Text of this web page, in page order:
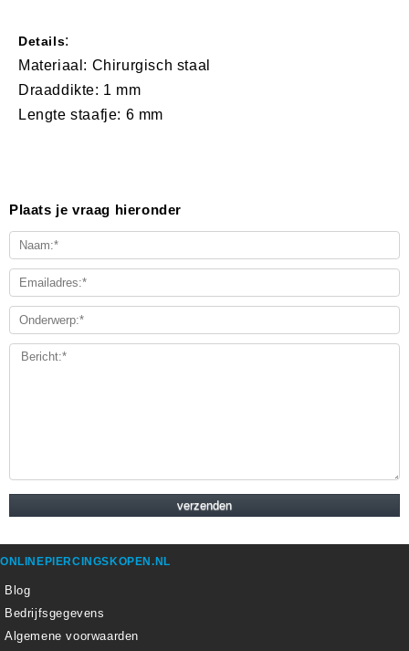
Details:
Materiaal: Chirurgisch staal
Draaddikte: 1 mm
Lengte staafje: 6 mm
Plaats je vraag hieronder
ONLINEPIERCINGSKOPEN.NL
Blog
Bedrijfsgegevens
Algemene voorwaarden